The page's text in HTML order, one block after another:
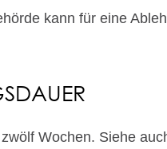
kann für eine
Wochen. Siehe